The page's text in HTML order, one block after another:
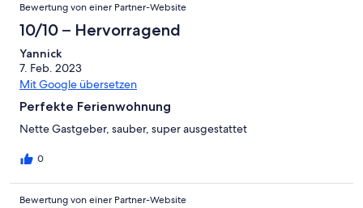
Bewertung von einer Partner-Website
10/10 – Hervorragend
Yannick
7. Feb. 2023
Mit Google übersetzen
Perfekte Ferienwohnung
Nette Gastgeber, sauber, super ausgestattet
0
Bewertung von einer Partner-Website